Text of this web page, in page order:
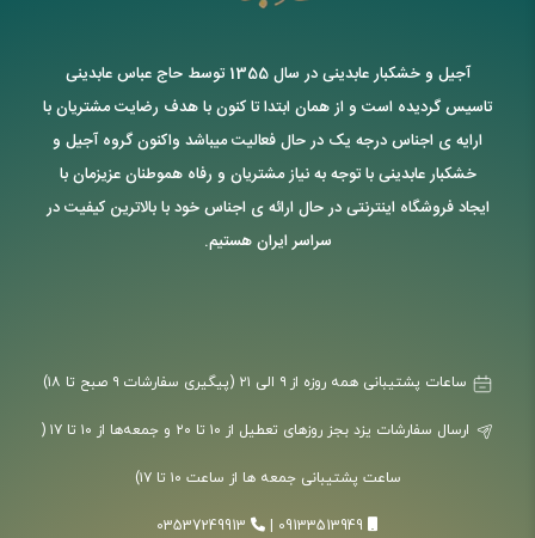
آجیل و خشکبار عابدینی در سال 1355 توسط حاج عباس عابدینی
تاسیس گردیده است و از همان ابتدا تا کنون با هدف رضایت مشتریان با
ارایه ی اجناس درجه یک در حال فعالیت میباشد واکنون گروه آجیل و
خشکبار عابدینی با توجه به نیاز مشتریان و رفاه هموطنان عزیزمان با
ایجاد فروشگاه اینترنتی در حال ارائه ی اجناس خود با بالاترین کیفیت در
سراسر ایران هستیم.
ارسال سفارشات یزد بجز روزهای تعطیل از ۱۰ تا ۲۰ و جمعه‌ها از ۱۰ تا ۱۷ (
ساعت پشتیبانی جمعه ها از ساعت ۱۰ تا ۱۷)
09133513949
03537249913